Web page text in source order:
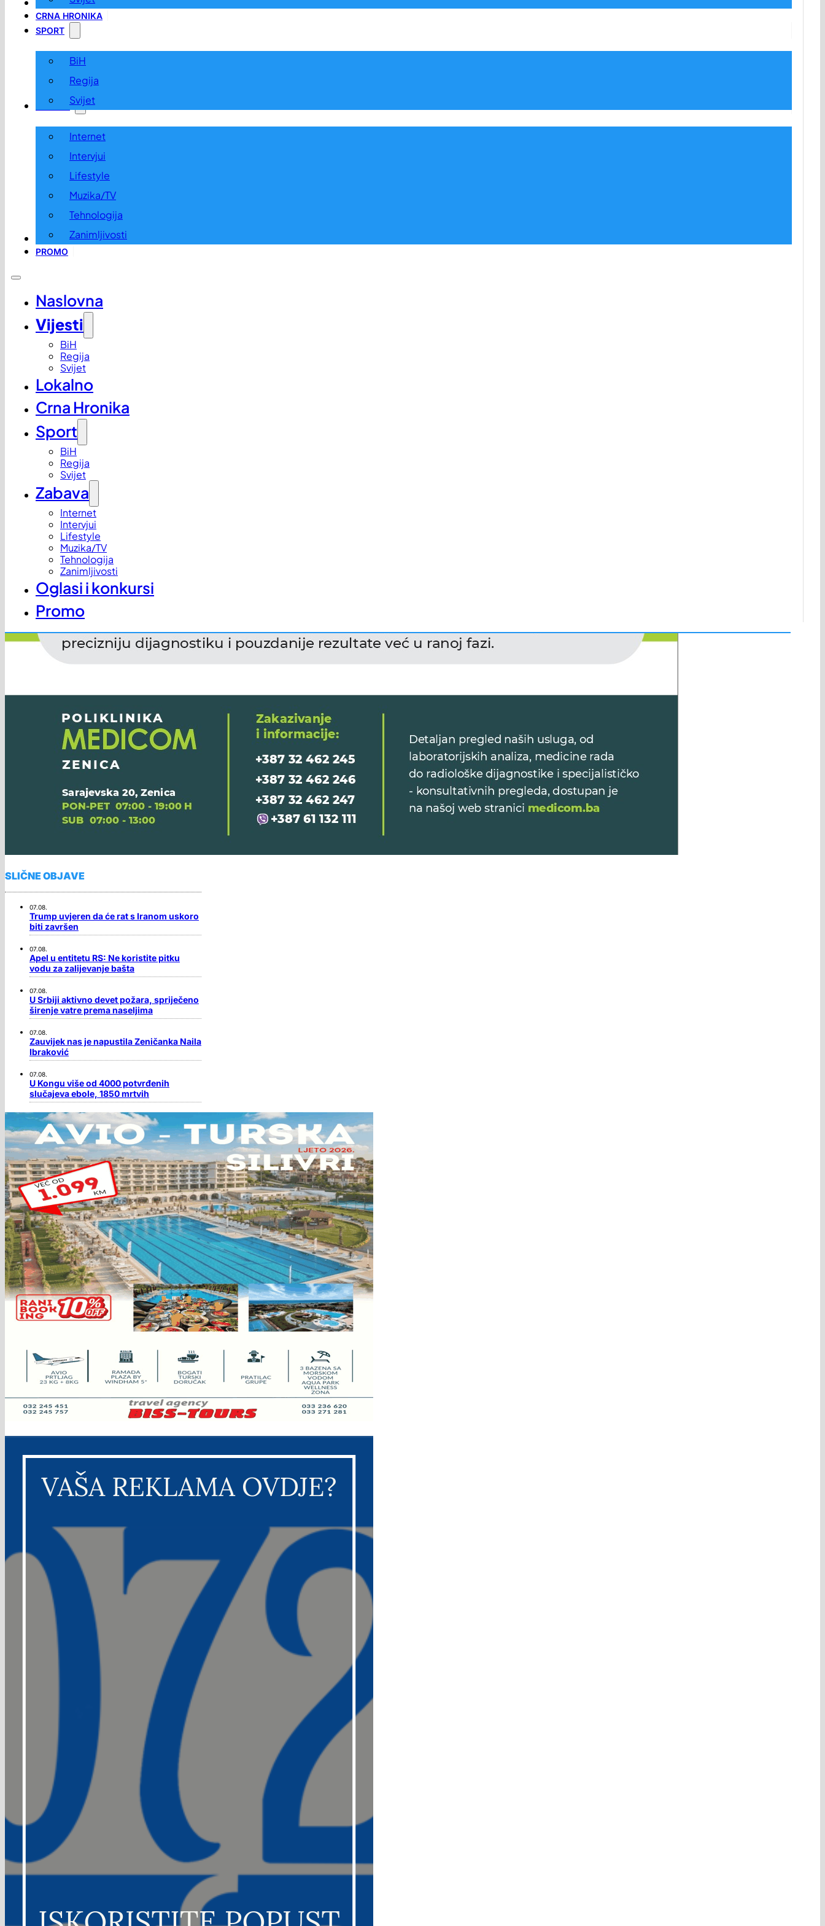
LOKALNO
CRNA HRONIKA
SPORT
BiH
Regija
Svijet
ZABAVA
Internet
Intervjui
Lifestyle
Muzika/TV
Tehnologija
Zanimljivosti
OGLASI I KONKURSI
PROMO
Naslovna
Vijesti
BiH
Regija
Svijet
Lokalno
Crna Hronika
Sport
BiH
Regija
Svijet
Zabava
Internet
Intervjui
Lifestyle
Muzika/TV
Tehnologija
Zanimljivosti
Oglasi i konkursi
Promo
SLIČNE OBJAVE
07.08.
Trump uvjeren da će rat s Iranom uskoro
biti završen
07.08.
Apel u entitetu RS: Ne koristite pitku
vodu za zalijevanje bašta
07.08.
U Srbiji aktivno devet požara, spriječeno
širenje vatre prema naseljima
07.08.
Zauvijek nas je napustila Zeničanka Naila
Ibraković
07.08.
U Kongu više od 4000 potvrđenih
slučajeva ebole, 1850 mrtvih